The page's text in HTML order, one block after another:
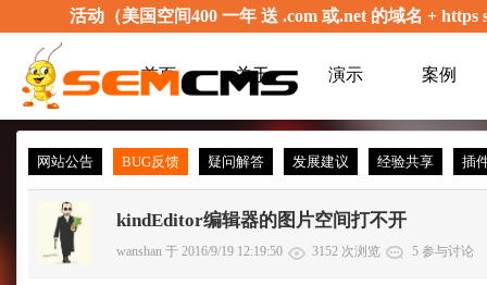
活动（美国空间400 一年 送 .com 或.net 的域名 +
首页 关于 演示 案例
网站公告 BUG反馈 疑问解答 发展建议 经验共享 插
kindEditor编辑器的图片空间打不开
wanshan 于 2016/9/19 12:19:50 3152 次浏览 5 参与讨论